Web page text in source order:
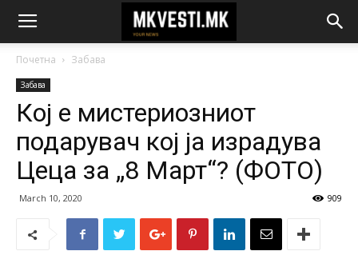
Почетна Забава
Забава
Кој е мистериозниот
подарувач кој ја израдува
Цеца за „8 Март“? (ФОТО)
March 10, 2020 909